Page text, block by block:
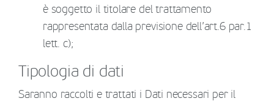
è soggetto il titolare del trattamento
rappresentata dalla previsione dell’art.6 par.1
lett. c);
Tipologia di dati
Saranno raccolti e trattati i Dati necessari per il